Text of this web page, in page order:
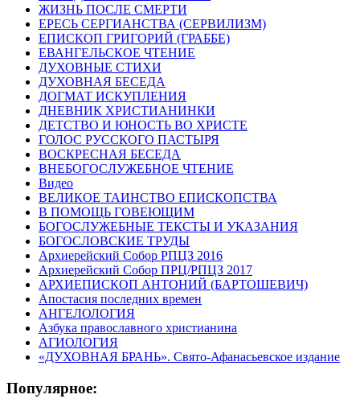
ЖИЗНЬ ПОСЛЕ СМЕРТИ
ЕРЕСЬ СЕРГИАНСТВА (СЕРВИЛИЗМ)
ЕПИСКОП ГРИГОРИЙ (ГРАББЕ)
ЕВАНГЕЛЬСКОЕ ЧТЕНИЕ
ДУХОВНЫЕ СТИХИ
ДУХОВНАЯ БЕСЕДА
ДОГМАТ ИСКУПЛЕНИЯ
ДНЕВНИК ХРИСТИАНИНКИ
ДЕТСТВО И ЮНОСТЬ ВО ХРИСТЕ
ГОЛОС РУССКОГО ПАСТЫРЯ
ВОСКРЕСНАЯ БЕСЕДА
ВНЕБОГОСЛУЖЕБНОЕ ЧТЕНИЕ
Видео
ВЕЛИКОЕ ТАИНСТВО ЕПИСКОПСТВА
В ПОМОЩЬ ГОВЕЮЩИМ
БОГОСЛУЖЕБНЫЕ ТЕКСТЫ И УКАЗАНИЯ
БОГОСЛОВСКИЕ ТРУДЫ
Архиерейский Собор РПЦЗ 2016
Архиерейский Собор ПРЦ/РПЦЗ 2017
АРХИЕПИСКОП АНТОНИЙ (БАРТОШЕВИЧ)
Апостасия последних времен
АНГЕЛОЛОГИЯ
Азбука православного христианина
АГИОЛОГИЯ
«ДУХОВНАЯ БРАНЬ». Свято-Афанасьевское издание
Популярное: